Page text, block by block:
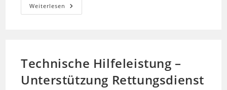
Weiterlesen Feuer
Gebäude
Droht
Technische Hilfeleistung –
Unterstützung Rettungsdienst